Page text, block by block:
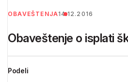
OBAVEŠTENJA14.12.2016
Obaveštenje o isplati
Podeli